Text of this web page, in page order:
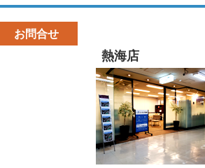
お問合せ
熱海店